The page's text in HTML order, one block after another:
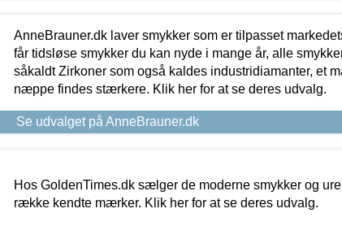
AnneBrauner.dk laver smykker som er tilpasset
får tidsløse smykker du kan nyde i mange år, alle
såkaldt Zirkoner som også kaldes industridiamanter, et
næppe findes stærkere. Klik her for at se deres udvalg.
Se udvalget på AnneBrauner.dk
Hos GoldenTimes.dk sælger de moderne smykker og
række kendte mærker. Klik her for at se deres udvalg.